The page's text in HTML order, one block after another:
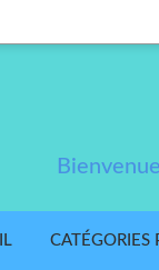
CATÉGORIES